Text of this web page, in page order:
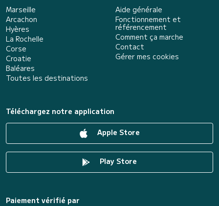
Marseille
Arcachon
Hyères
La Rochelle
Corse
Croatie
Baléares
Toutes les destinations
Aide générale
Fonctionnement et
référencement
Comment ça marche
Contact
Gérer mes cookies
Téléchargez notre application
Apple Store
Play Store
Paiement vérifié par